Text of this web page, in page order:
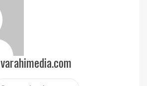
varahimedia.com